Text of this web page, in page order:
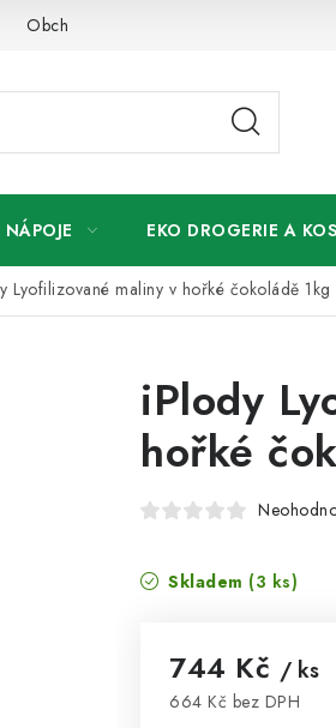
Obchodní podmínky
NÁPOJE EKO DROGERIE A
Lyofilizované maliny v hořké čokoládě 1kg
iPlody
hořké
Skladem (3 ks)
744 Kč / ks
664 Kč bez DPH